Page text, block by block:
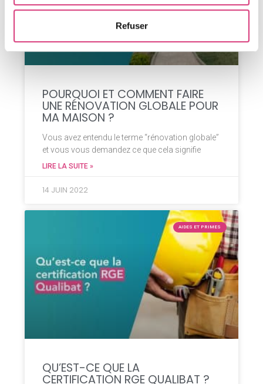
Refuser
POURQUOI ET COMMENT FAIRE
UNE RÉNOVATION GLOBALE POUR
MA MAISON ?
Vous avez entendu le terme “rénovation globale”
et vous vous demandez ce que cela signifie
LIRE LA SUITE »
14 JUIN 2022
AIDES ET PRIMES
QU’EST-CE QUE LA
CERTIFICATION RGE QUALIBAT ?